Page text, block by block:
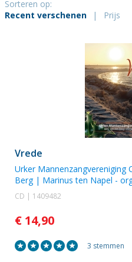
Onger-Oens
Sorteren op:
Recent verschenen
| Prijs
Vrede
Urker Mannenzangvereniging
Berg| Marinus ten Napel -
CD | 1409482
€ 14,90
3 stemmen